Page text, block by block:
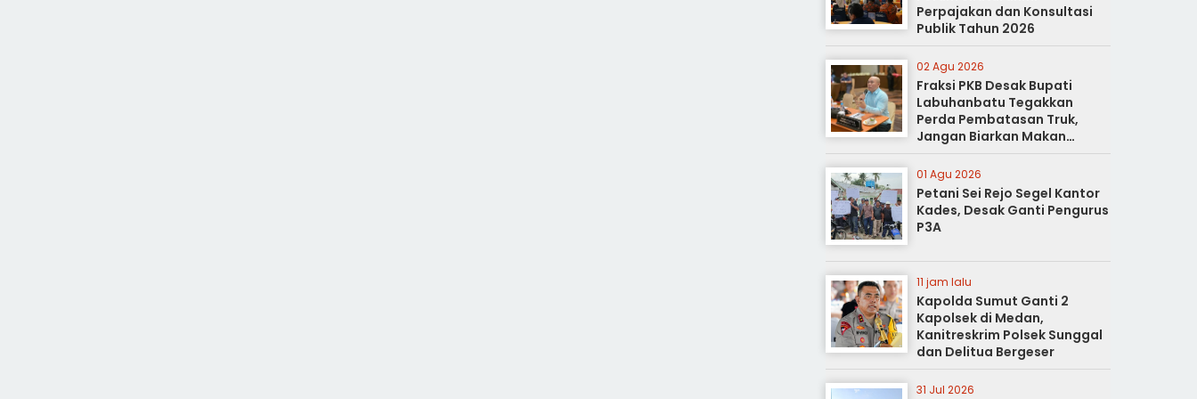
Perpajakan dan Konsultasi
Publik Tahun 2026
02 Agu 2026
Fraksi PKB Desak Bupati
Labuhanbatu Tegakkan
Perda Pembatasan Truk,
Jangan Biarkan Makan
Korban
01 Agu 2026
Petani Sei Rejo Segel Kantor
Kades, Desak Ganti Pengurus
P3A
11 jam lalu
Kapolda Sumut Ganti 2
Kapolsek di Medan,
Kanitreskrim Polsek Sunggal
dan Delitua Bergeser
31 Jul 2026